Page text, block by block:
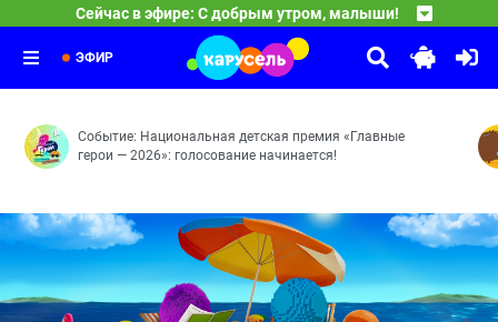
Сейчас в эфире: С добрым утром, малыши!
Герои легендарной программы «Спокойной ночи,
23:25
Чик-зарядка
Команда Флоры
Большое дело — Остров мусора — Крошки-еноты —
ЭФИР
Событие: Национальная детская премия «Главные
герои — 2026»: голосование начинается!